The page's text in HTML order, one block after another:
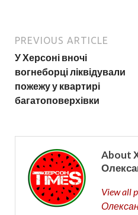
PREVIOUS ARTICLE
У Херсоні вночі
вогнеборці ліквідували
пожежу у квартирі
багатоповерхівки
About
View all